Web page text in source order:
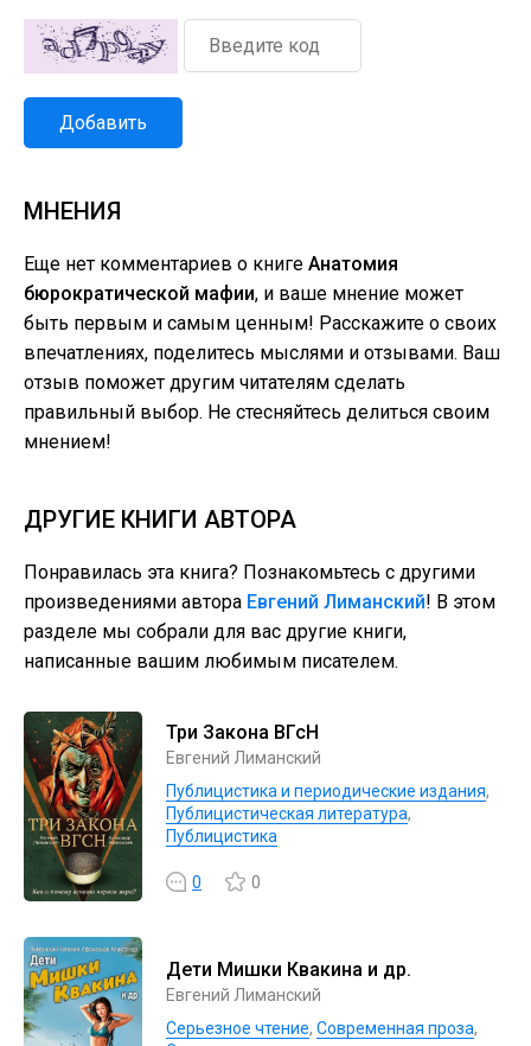
Добавить
МНЕНИЯ
Еще нет комментариев о книге Анатомия
бюрократической мафии, и ваше мнение может
быть первым и самым ценным! Расскажите о своих
впечатлениях, поделитесь мыслями и отзывами. Ваш
отзыв поможет другим читателям сделать
правильный выбор. Не стесняйтесь делиться своим
мнением!
ДРУГИЕ КНИГИ АВТОРА
Понравилась эта книга? Познакомьтесь с другими
произведениями автора Евгений Лиманский! В этом
разделе мы собрали для вас другие книги,
написанные вашим любимым писателем.
Три Закона ВГсН
Евгений Лиманский
Публицистика и периодические издания,
Публицистическая литература,
Публицистика
0 0
Дети Мишки Квакина и др.
Евгений Лиманский
Серьезное чтение, Современная проза,